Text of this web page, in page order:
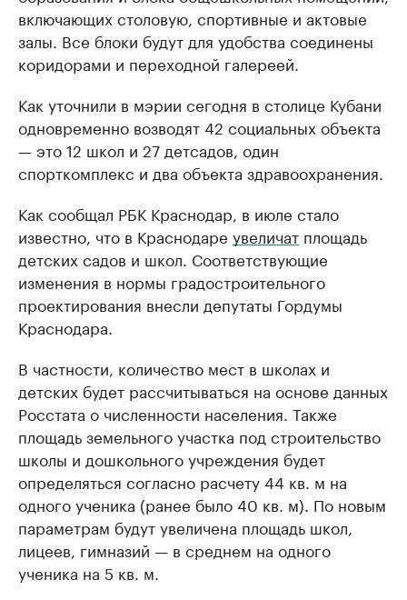
включающих столовую, спортивные и актовые
залы. Все блоки будут для удобства соединены
коридорами и переходной галереей.
Как уточнили в мэрии сегодня в столице Кубани
одновременно возводят 42 социальных объекта
— это 12 школ и 27 детсадов, один
спорткомплекс и два объекта здравоохранения.
Как сообщал РБК Краснодар, в июле стало
известно, что в Краснодаре увеличат площадь
детских садов и школ. Соответствующие
изменения в нормы градостроительного
проектирования внесли депутаты Гордумы
Краснодара.
В частности, количество мест в школах и
детских будет рассчитываться на основе данных
Росстата о численности населения. Также
площадь земельного участка под строительство
школы и дошкольного учреждения будет
определяться согласно расчету 44 кв. м на
одного ученика (ранее было 40 кв. м). По новым
параметрам будут увеличена площадь школ,
лицеев, гимназий — в среднем на одного
ученика на 5 кв. м.